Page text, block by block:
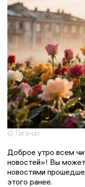
© Гигачат
Доброе утро всем
новостей»! Вы
новостями
этого ранее.